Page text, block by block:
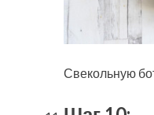
Свекольную